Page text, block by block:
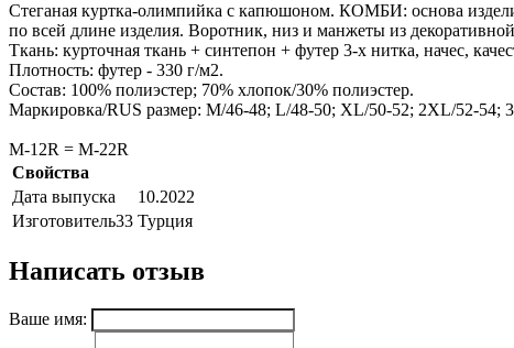
Стеганая куртка-олимпийка с капюшоном. КОМБИ: основа
по всей длине изделия. Воротник, низ и манжеты из
Ткань: курточная ткань + синтепон + футер 3-х нитка, начес,
Плотность: футер - 330 г/м2.
Состав: 100% полиэстер; 70% хлопок/30% полиэстер.
Маркировка/RUS размер: M/46-48; L/48-50; XL/50-52; 2XL/52-54;
М-12R = М-22R
Свойства
Дата выпуска
10.2022
Изготовитель33 Турция
Написать отзыв
Ваше имя: